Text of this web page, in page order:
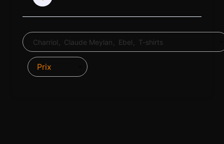
Charriol Claude Meylan Ebel T-shirts
Prix